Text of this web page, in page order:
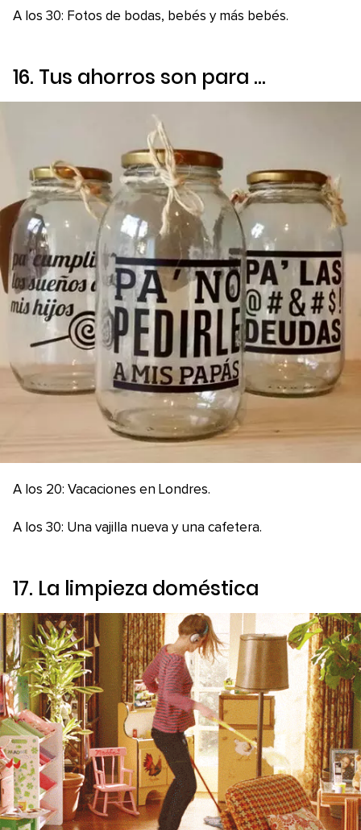
A los 30: Fotos de bodas, bebés y más bebés.
16. Tus ahorros son para …
A los 20: Vacaciones en Londres.
A los 30: Una vajilla nueva y una cafetera.
17. La limpieza doméstica